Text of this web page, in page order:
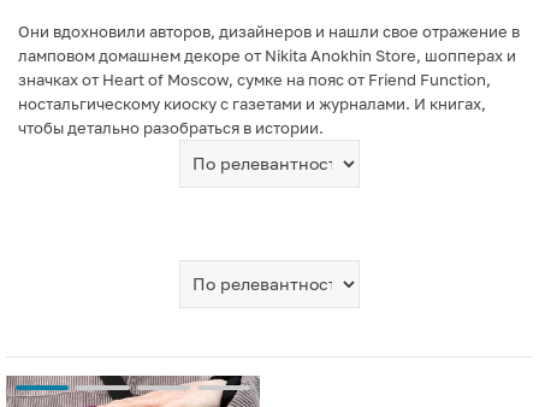
Они вдохновили авторов, дизайнеров и нашли свое отражение в
ламповом домашнем декоре от Nikita Anokhin Store, шопперах и
значках от Heart of Moscow, сумке на пояс от Friend Function,
ностальгическому киоску с газетами и журналами. И книгах,
чтобы детально разобраться в истории.